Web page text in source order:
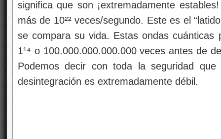
significa que son ¡extremadamente
más de 10²² veces/segundo. Este es el
se compara su vida. Estas ondas cuánticas
1¹⁴ o 100.000.000.000.000 veces antes de
Podemos decir con toda la seguridad
desintegración es extremadamente débil.